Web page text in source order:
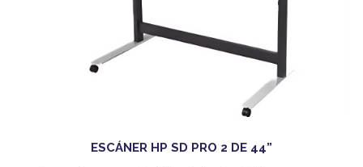
ESCÁNER HP SD PRO 2 DE 44”